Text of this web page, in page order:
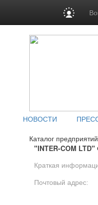
НОВОСТИ
Каталог предприятий
"INTER-COM
Краткая
Почтовый адрес: